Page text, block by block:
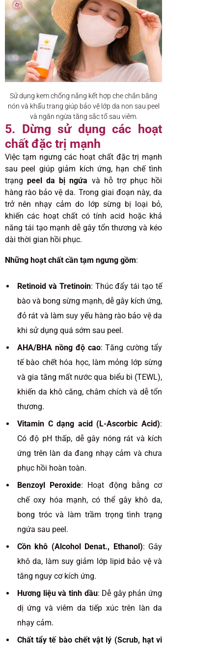
Sử dụng kem chống nắng kết hợp che chắn bằng
nón và khẩu trang giúp bảo vệ lớp da non sau peel
và ngăn ngừa tăng sắc tố sau viêm.
5. Dừng sử dụng các hoạt
chất đặc trị mạnh
Việc tạm ngưng các hoạt chất đặc trị mạnh
sau peel giúp giảm kích ứng, hạn chế tình
trạngpeel da bị ngứa và hỗ trợ phục hồi
hàng rào bảo vệ da. Trong giai đoạn này, da
trở nên nhạy cảm do lớp sừng bị loại bỏ,
khiến các hoạt chất có tính acid hoặc khả
năng tái tạo mạnh dễ gây tổn thương và kéo
dài thời gian hồi phục.
Những hoạt chất cần tạm ngưng gồm:
Retinoid và Tretinoin: Thúc đẩy tái tạo tế
bào và bong sừng mạnh, dễ gây kích ứng,
đỏ rát và làm suy yếu hàng rào bảo vệ da
khi sử dụng quá sớm sau peel.
AHA/BHA nồng độ cao: Tăng cường tẩy
tế bào chết hóa học, làm mỏng lớp sừng
và gia tăng mất nước qua biểu bì (TEWL),
khiến da khô căng, châm chích và dễ tổn
thương.
Vitamin C dạng acid (L-Ascorbic Acid):
Có độ pH thấp, dễ gây nóng rát và kích
ứng trên làn da đang nhạy cảm và chưa
phục hồi hoàn toàn.
Benzoyl Peroxide: Hoạt động bằng cơ
chế oxy hóa mạnh, có thể gây khô da,
bong tróc và làm trầm trọng tình trạng
ngứa sau peel.
Cồn khô (Alcohol Denat., Ethanol): Gây
khô da, làm suy giảm lớp lipid bảo vệ và
tăng nguy cơ kích ứng.
Hương liệu và tinh dầu: Dễ gây phản ứng
dị ứng và viêm da tiếp xúc trên làn da
nhạy cảm.
Chất tẩy tế bào chết vật lý (Scrub, hạt vi